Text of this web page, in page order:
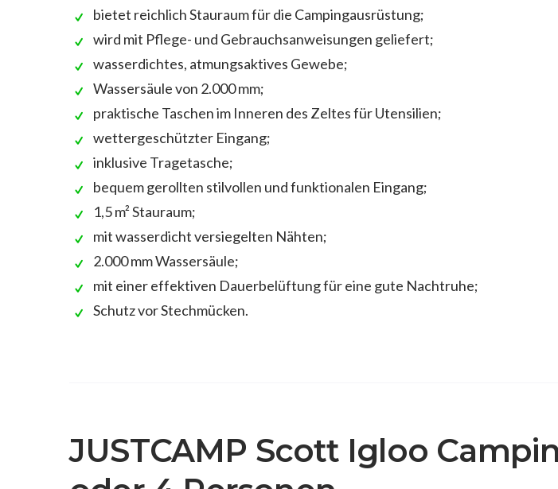
bietet reichlich Stauraum für die Campingausrüstung;
wird mit Pflege- und Gebrauchsanweisungen geliefert;
wasserdichtes, atmungsaktives Gewebe;
Wassersäule von 2.000 mm;
praktische Taschen im Inneren des Zeltes für Utensilien;
wettergeschützter Eingang;
inklusive Tragetasche;
bequem gerollten stilvollen und funktionalen Eingang;
1,5 m² Stauraum;
mit wasserdicht versiegelten Nähten;
2.000 mm Wassersäule;
mit einer effektiven Dauerbelüftung für eine gute Nachtruhe;
Schutz vor Stechmücken.
JUSTCAMP Scott Igloo